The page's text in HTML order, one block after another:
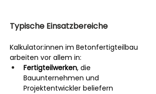
Typische Einsatzbereiche
Kalkulator:innen im Betonfertigteilbau
arbeiten vor allem in:
Fertigteilwerken, die
Bauunternehmen und
Projektentwickler beliefern